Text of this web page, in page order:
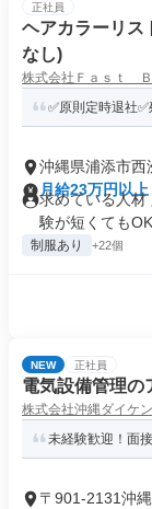
正社員
ヘアカラーリス
なし)
株式会社Ｆａｓｔ Ｂ
✅原則定時退社
沖縄県浦添市西
月給23万円以上
求めている人材
験が短くても
制服あり +22個
NEW 正社員
電気設備管理の
株式会社沖縄ダイケン
未経験歓迎！面
〒901-2131沖